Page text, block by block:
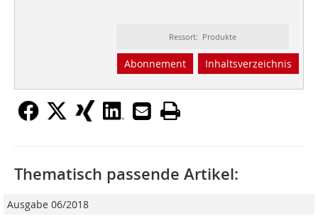
Ressort: Produkte
Abonnement Inhaltsverzeichnis
Thematisch passende Artikel:
Ausgabe 06/2018